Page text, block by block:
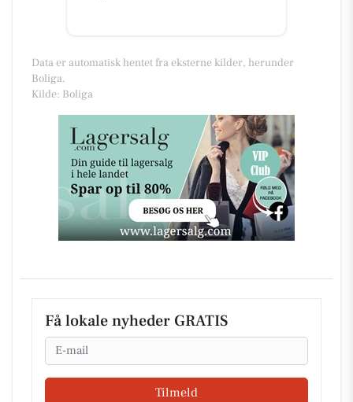
Data er automatisk hentet fra eksterne kilder, herunder
Boliga.
Kilde: Boliga
Få lokale nyheder GRATIS
Email
Tilmeld